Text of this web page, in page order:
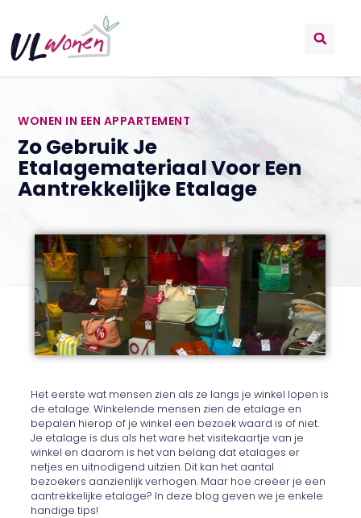
WONEN IN EEN APPARTEMENT
Zo Gebruik Je
Etalagemateriaal Voor Een
Aantrekkelijke Etalage
Het eerste wat mensen zien als ze langs je winkel lopen is
de etalage. Winkelende mensen zien de etalage en
bepalen hierop of je winkel een bezoek waard is of niet.
Je etalage is dus als het ware het visitekaartje van je
winkel en daarom is het van belang dat etalages er
netjes en uitnodigend uitzien. Dit kan het aantal
bezoekers aanzienlijk verhogen. Maar hoe creëer je een
aantrekkelijke etalage? In deze blog geven we je enkele
handige tips!